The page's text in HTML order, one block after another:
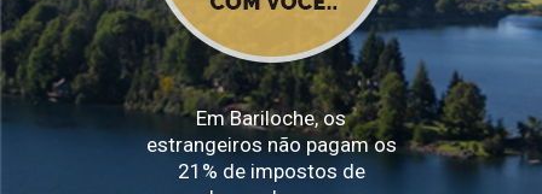
Em Bariloche, os
estrangeiros não pagam os
21% de impostos de